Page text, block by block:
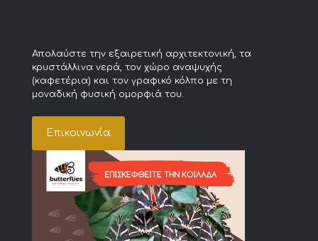
Απολαύστε την εξαιρετική αρχιτεκτονική, τα
κρυστάλλινα νερά, τον χώρο αναψυχής
(καφετέρια) και τον γραφικό κόλπο με τη
μοναδική φυσική ομορφιά του.
Επικοινωνία